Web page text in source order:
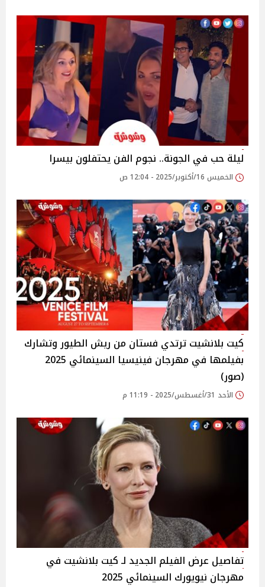
ليلة حب في الجونة.. نجوم الفن يحتفلون بيسرا
الخميس 16/أكتوبر/2025 - 12:04 ص
كيت بلانشيت ترتدي فستان من ريش الطيور وتشارك
بفيلمها في مهرجان فينيسيا السينمائي 2025
(صور)
الأحد 31/أغسطس/2025 - 11:19 م
تفاصيل عرض الفيلم الجديد لـ كيت بلانشيت في
مهرجان نيويورك السينمائي 2025